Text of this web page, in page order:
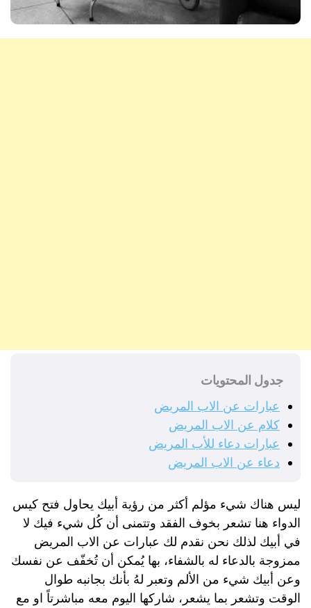
جدول المحتويات
عبارات عن الاب المريض
كلام عن الاب المريض
عبارات دعاء للأب المريض
دعاء عن الاب المريض
ليس هناك شيء مؤلم أكثر من رؤية أبيك يحاول فتح كيس
الدواء هنا تشعر بخوف الفقد وتتمنى أن كُل شيء فيك لا
في أبيك لذلك نحن نقدم لك عبارات عن الاب المريض
ممزوجة بالدعاء له بالشفاء، بها يُمكن أن تُخفّف عن نفسك
وعن أبيك شيء من الألم وتعبر لهُ بأنك بجانبه طوال
الوقت وتشعر بما يشعر، شاركها اليوم معه مباشرتاً او مع